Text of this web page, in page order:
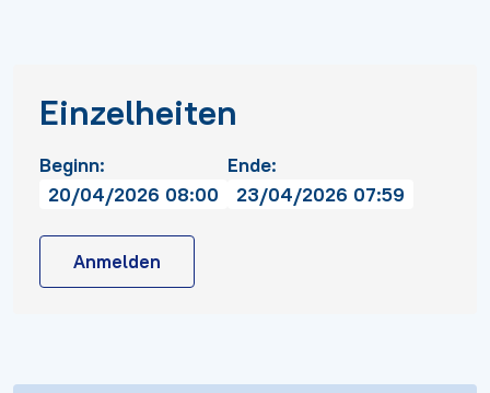
Einzelheiten
Beginn:
20/04/2026 08:00
Ende:
23/04/2026 07:59
Anmelden